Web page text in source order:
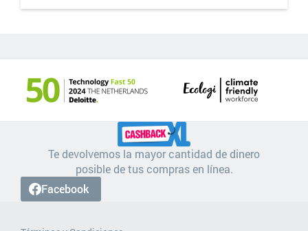
Te devolvemos la mayor cantidad de dinero
posible de tus compras en línea.
Facebook